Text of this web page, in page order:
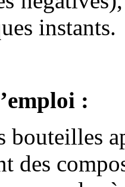
instants.
:
bouteilles
des